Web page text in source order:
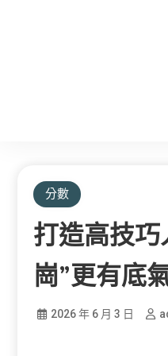
分數
打造高技
崗”更有底
2026 年 6 月 3 日